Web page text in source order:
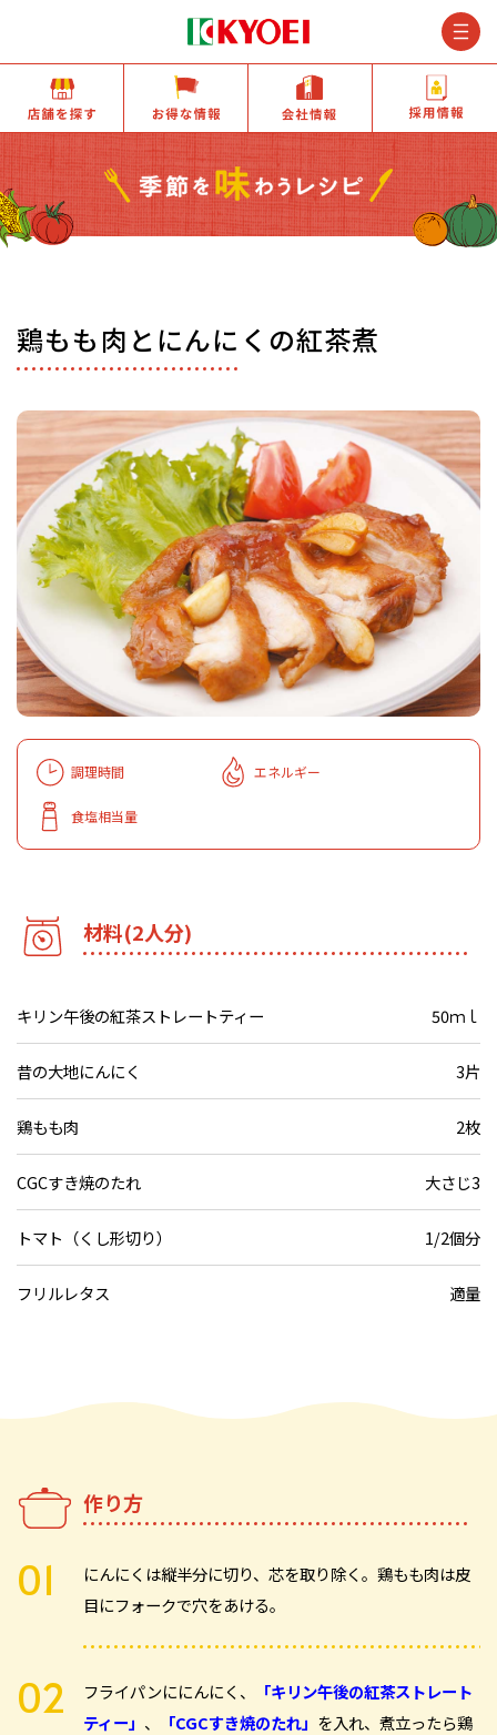
店舗を探す お得な情報 会社情報
鶏もも肉とにんにくの紅茶煮
調理時間 エネルギー
食塩相当量
材料(2人分)
キリン午後の紅茶ストレートティー 50ｍｌ
昔の大地にんにく 3片
鶏もも肉 2枚
CGCすき焼のたれ 大さじ3
トマト（くし形切り） 1/2個分
フリルレタス 適量
作り方
にんにくは縦半分に切り、芯を取り除く。鶏もも肉は皮
目にフォークで穴をあける。
フライパンににんにく、
「キリン午後の紅茶ストレート
ティー」 、 「CGCすき焼のたれ」 を入れ、煮立ったら鶏